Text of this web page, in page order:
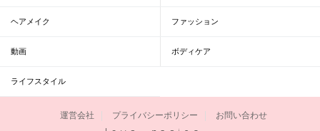
ヘアメイク ファッション
動画 ボディケア
ライフスタイル
運営会社 プライバシーポリシー お問い合わせ